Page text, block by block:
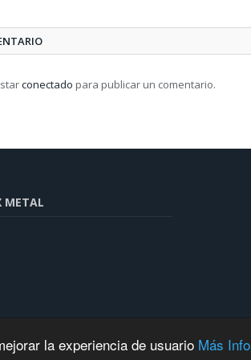
la experiencia de usuario Más Info
conectado para publicar un comentario.
METAL